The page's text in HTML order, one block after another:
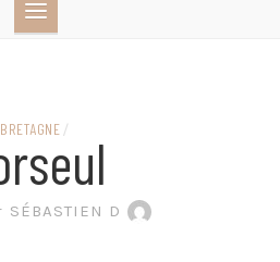
LITTÉRATURE EN
BANDE DESSINÉE
BRETAGNE /
SÉBASTIEN D